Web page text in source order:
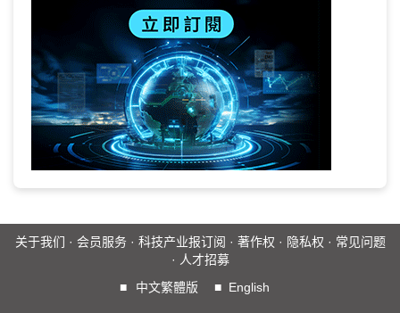
关于我们 · 会员服务· 科技产业报订阅 · 著作权 · 隐私权 · 常见问题
· 人才招募
■
中文繁體版 ■ English